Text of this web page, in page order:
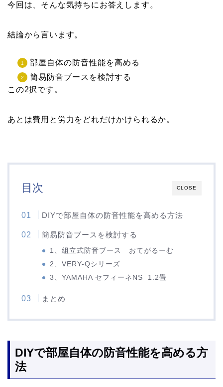
今回は、そんな気持ちにお答えします。
結論から言います。
部屋自体の防音性能を高める
簡易防音ブースを検討する
この2択です。
あとは費用と労力をどれだけかけられるか。
CLOSE
目次
DIYで部屋自体の防音性能を高める方法
簡易防音ブースを検討する
1、組立式防音ブース おてがるーむ
2、VERY-Qシリーズ
3、YAMAHA セフィーネNS 1.2畳
まとめ
DIYで部屋自体の防音性能を高める方
法